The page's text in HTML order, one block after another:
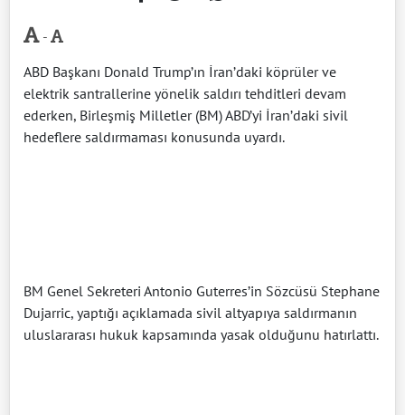
-
ABD Başkanı Donald Trump’ın İran’daki köprüler ve
elektrik santrallerine yönelik saldırı tehditleri devam
ederken, Birleşmiş Milletler (BM) ABD’yi İran’daki sivil
hedeflere saldırmaması konusunda uyardı.
BM Genel Sekreteri Antonio Guterres’in Sözcüsü Stephane
Dujarric, yaptığı açıklamada sivil altyapıya saldırmanın
uluslararası hukuk kapsamında yasak olduğunu hatırlattı.